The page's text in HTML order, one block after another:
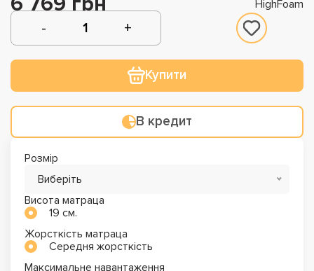
HighFoam
Купити
В кредит
Розмір
Виберіть
Висота матраца
19 см.
Жорсткість матраца
Середня жорсткість
Максимальне навантаження